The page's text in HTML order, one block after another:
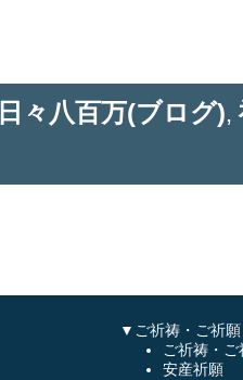
日々八百万(ブログ),
▼ご祈祷・ご祈願
ご祈祷・ご
安産祈願